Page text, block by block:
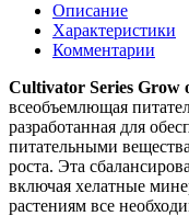
Описание
Характеристики
Комментарии
Cultivator Series Grow
всеобъемлющая
разработанная для
питательными
роста. Эта
включая хелатные
растениям все